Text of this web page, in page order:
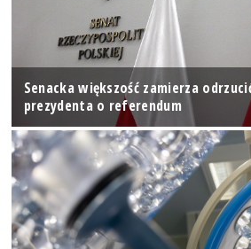
Senacka większość zamierza
prezydenta o referendum